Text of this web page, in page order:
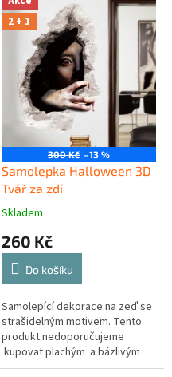
2 + 1
300 Kč –13 %
Samolepka Halloween 3D
Tvář za zdí
Skladem
260 Kč
Do košíku
Samolepící dekorace na zeď se
strašidelným motivem. Tento
produkt nedoporučujeme
kupovat plachým a bázlivým
osobám.